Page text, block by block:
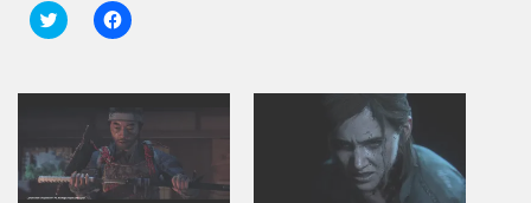
Clique
para
em
janela)
Clique
para
em
nova
janela)